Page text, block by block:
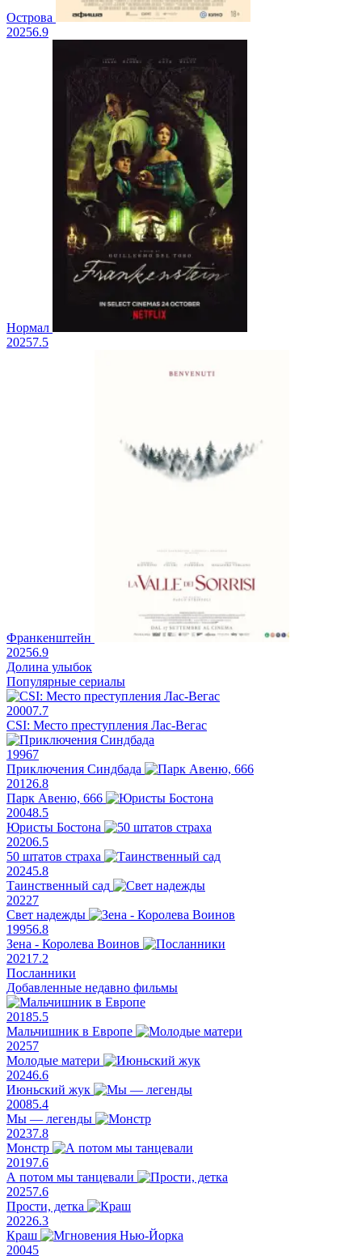
Острова
20256.9
Нормал
20257.5
Франкенштейн
20256.9
Долина улыбок
Популярные сериалы
20007.7
CSI: Место преступления Лас-Вегас
19967
Приключения Синдбада
20126.8
Парк Авеню, 666
20048.5
Юристы Бостона
20206.5
50 штатов страха
20245.8
Таинственный сад
20227
Свет надежды
19956.8
Зена - Королева Воинов
2021 7.2
Посланники
Добавленные недавно фильмы
20185.5
Мальчишник в Европе
20257
Молодые матери
20246.6
Июньский жук
20085.4
Мы — легенды
20237.8
Монстр
20197.6
А потом мы танцевали
20257.6
Прости, детка
20226.3
Краш
20045